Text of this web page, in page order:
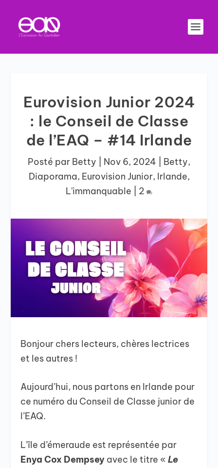
Eurovision Junior 2024
: le Conseil de Classe
de l’EAQ – #14 Irlande
Posté par Betty Nov 6, 2024 Betty,
Diaporama, Eurovision Junior, Irlande,
L'immanquable
2
Bonjour chers lecteurs, chères lectrices
et les autres !
Aujourd’hui, nous partons en Irlande pour
ce numéro du Conseil de Classe junior de
l’EAQ.
L’île d’émeraude est représentée par
Enya Cox Dempsey avec le titre «Le